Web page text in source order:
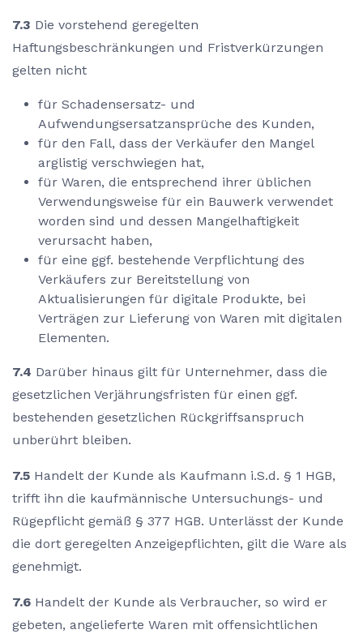
7.3 Die vorstehend geregelten
Haftungsbeschränkungen und Fristverkürzungen
gelten nicht
für Schadensersatz- und
Aufwendungsersatzansprüche des Kunden,
für den Fall, dass der Verkäufer den Mangel
arglistig verschwiegen hat,
für Waren, die entsprechend ihrer üblichen
Verwendungsweise für ein Bauwerk verwendet
worden sind und dessen Mangelhaftigkeit
verursacht haben,
für eine ggf. bestehende Verpflichtung des
Verkäufers zur Bereitstellung von
Aktualisierungen für digitale Produkte, bei
Verträgen zur Lieferung von Waren mit digitalen
Elementen.
7.4 Darüber hinaus gilt für Unternehmer, dass die
gesetzlichen Verjährungsfristen für einen ggf.
bestehenden gesetzlichen Rückgriffsanspruch
unberührt bleiben.
7.5 Handelt der Kunde als Kaufmann i.S.d. § 1 HGB,
trifft ihn die kaufmännische Untersuchungs- und
Rügepflicht gemäß § 377 HGB. Unterlässt der Kunde
die dort geregelten Anzeigepflichten, gilt die Ware als
genehmigt.
7.6 Handelt der Kunde als Verbraucher, so wird er
gebeten, angelieferte Waren mit offensichtlichen